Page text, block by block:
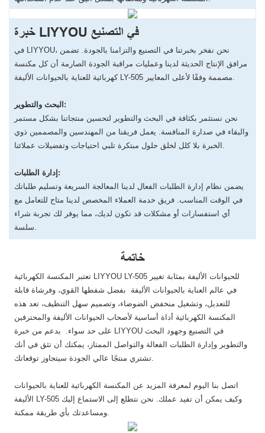
خبرة LIYYOU في التصنيع
في LIYYOU، نحن نفخر بخبرتنا في التصنيع والتزامنا بالجودة. تضمن
مرافق الإنتاج الحديثة لدينا وعمليات مراقبة الجودة الصارمة أن كل مكنسة
كهربائية للعناية بالحيوانات الأليفة LY-505 مصممة وفقًا لأعلى المعايير.
البحث والتطوير:
نحن نستثمر بكثافة في البحث والتطوير لتحسين منتجاتنا بشكل مستمر
والبقاء في صدارة المنافسة. يعمل فريقنا من المهندسين والمصممين ذوي
الخبرة بلا كلل لخلق حلول مبتكرة تلبي احتياجات وتفضيلات عملائنا.
إدارة الطلبات:
يضمن نظام إدارة الطلبات الفعال لدينا المعالجة السريعة وتسليم طلباتك
في الوقت المناسب. فريق خدمة العملاء المخصص لدينا متاح للتعامل مع
أي استفسارات أو مشكلات قد تكون لديك، مما يوفر لك تجربة شراء
سلسة.
خاتمة
تعتبر المكنسة الكهربائية LIYYOU LY-505 للحيوانات الأليفة بمثابة تغيير
في عالم العناية بالحيوانات الأليفة بفضل شفطها القوي، وفرشاة قابلة
للتعديل، وتشغيل منخفض الضوضاء، وتصميم سهل التنظيف، تعد هذه
المكنسة الكهربائية أداة أساسية لأصحاب الحيوانات الأليفة والمحترفين
على حد سواء. بدعم من خبرة LIYYOU في التصنيع وجهود البحث
والتطوير وإدارة الطلبات الفعالة والتواصل الممتاز، يمكنك أن تثق في أنك
تشتري منتجًا عالي الجودة سيتجاوز توقعاتك.
اتصل بنا اليوم لمعرفة المزيد عن المكنسة الكهربائية للعناية بالحيوانات
الأليفة LY-505 وكيف يمكن أن تفيد عملك. نحن نتطلع إلى الاستماع إليك
ومساعدتك بأي طريقة ممكنة.